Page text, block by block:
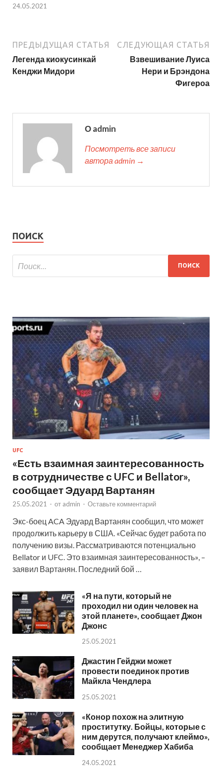
24.05.2021
ПРЕДЫДУЩАЯ СТАТЬЯ
Легенда киокусинкай
Кенджи Мидори
СЛЕДУЮЩАЯ СТАТЬЯ
Взвешивание Луиса
Нери и Брэндона
Фигероа
О admin
Посмотреть все записи
автора admin →
ПОИСК
UFC
«Есть взаимная заинтересованность
в сотрудничестве с UFC и Bellator»,
сообщает Эдуард Вартанян
25.05.2021 - от admin - Оставьте комментарий
Экс-боец ACA Эдуард Вартанян сообщил, что может
продолжить карьеру в США. «Сейчас будет работа по
получению визы. Рассматриваются потенциально
Bellator и UFC. Это взаимная заинтересованность», –
заявил Вартанян. Последний бой …
«Я на пути, который не
проходил ни один человек на
этой планете», сообщает Джон
Джонс
25.05.2021
Джастин Гейджи может
провести поединок против
Майкла Чендлера
25.05.2021
«Конор похож на элитную
проститутку. Бойцы, которые с
ним дерутся, получают клеймо»,
сообщает Менеджер Хабиба
24.05.2021